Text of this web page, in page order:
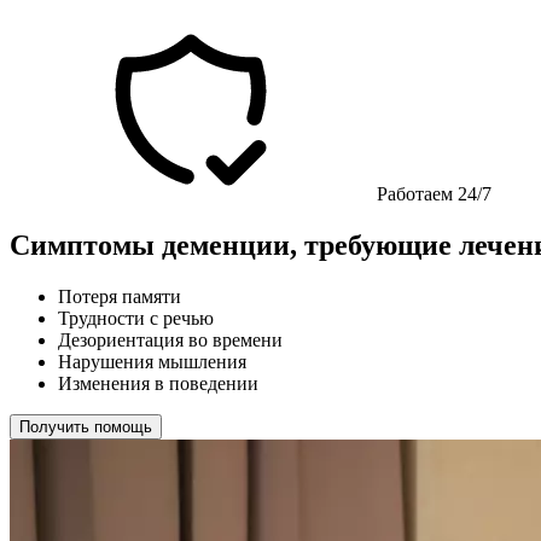
Работаем 24/7
Симптомы деменции, требующие
Потеря памяти
Трудности с речью
Дезориентация во времени
Нарушения мышления
Изменения в поведении
Получить помощь